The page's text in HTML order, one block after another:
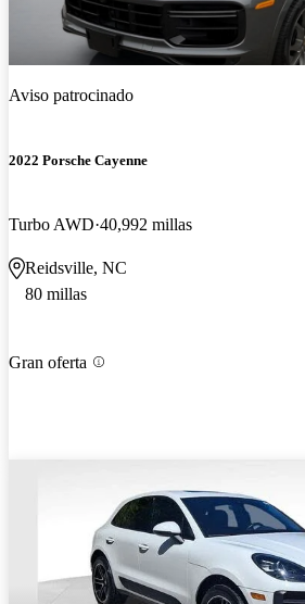
Aviso patrocinado
2022 Porsche Cayenne
Turbo AWD 40,992 millas
Reidsville, NC
80 millas
Gran oferta